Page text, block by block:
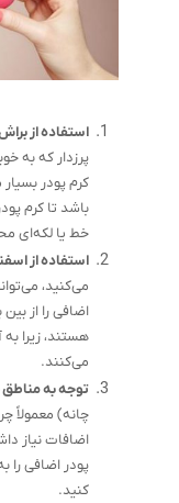
استفاده از
پرزدار که به
کرم پودر
باشد تا کرم
خط یا لکه‌ای
استفاده از
می‌کنید،
اضافی را از
هستند، زیرا
می‌کنند.
توجه به
چانه) معمولاً
اضافات نیاز
پودر اضافی را
کنید.